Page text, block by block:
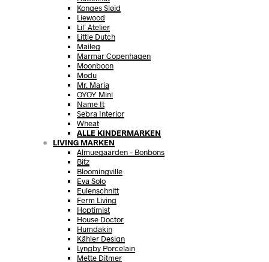
Konges Sløjd
Liewood
Lil’ Atelier
Little Dutch
Maileg
Marmar Copenhagen
Moonboon
Modu
Mr. Maria
OYOY Mini
Name It
Sebra Interior
Wheat
ALLE KINDERMARKEN
LIVING MARKEN
Almuegaarden – Bonbons
Bitz
Bloomingville
Eva Solo
Eulenschnitt
Ferm Living
Hoptimist
House Doctor
Humdakin
Kähler Design
Lyngby Porcelain
Mette Ditmer